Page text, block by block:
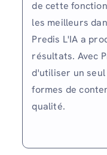
de cette
les meilleurs
Predis L'IA a
résultats. Avec
d'utiliser un
formes de
qualité.